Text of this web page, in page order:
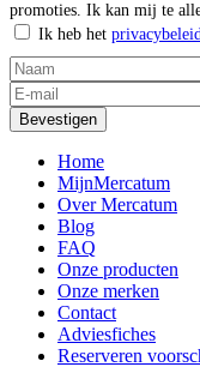
promoties. Ik kan mij te
Ik heb het
Home
MijnMercatum
Over Mercatum
Blog
FAQ
Onze producten
Onze merken
Contact
Adviesfiches
Reserveren